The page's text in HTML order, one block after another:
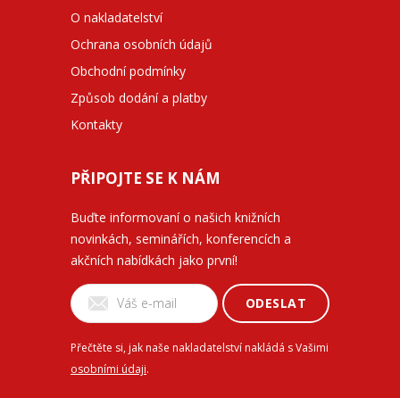
O nakladatelství
Ochrana osobních údajů
Obchodní podmínky
Způsob dodání a platby
Kontakty
PŘIPOJTE SE K NÁM
Buďte informovaní o našich knižních
novinkách, seminářích, konferencích a
akčních nabídkách jako první!
ODESLAT
Přečtěte si, jak naše nakladatelství nakládá s Vašimi
osobními údaji.